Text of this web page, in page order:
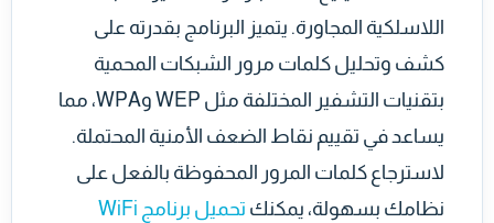
اللاسلكية المجاورة. يتميز البرنامج بقدرته على
كشف وتحليل كلمات مرور الشبكات المحمية
بتقنيات التشفير المختلفة مثل WEP وWPA، مما
يساعد في تقييم نقاط الضعف الأمنية المحتملة.
لاسترجاع كلمات المرور المحفوظة بالفعل على
نظامك بسهولة، يمكنك
تحميل برنامج WiFi